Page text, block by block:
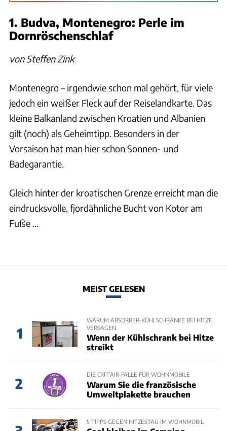
1. Budva, Montenegro: Perle im
Dornröschenschlaf
von Steffen Zink
Montenegro – irgendwie schon mal gehört, für viele
jedoch ein weißer Fleck auf der Reiselandkarte. Das
kleine Balkanland zwischen Kroatien und Albanien
gilt (noch) als Geheimtipp. Besonders in der
Vorsaison hat man hier schon Sonnen- und
Badegarantie.
Gleich hinter der kroatischen Grenze erreicht man die
eindrucksvolle, fjordähnliche Bucht von Kotor am
Fuße ...
MEIST GELESEN
1
WARUM ABSORBER-KÜHLSCHRÄNKE BEI HITZE
VERSAGEN
Wenn der Kühlschrank bei Hitze
streikt
2
DIE CRIT’AIR-FALLE FÜR WOHNMOBILE
Warum Sie die französische
Umweltplakette brauchen
5 TIPPS GEGEN HITZESTAU IM WOHNMOBIL